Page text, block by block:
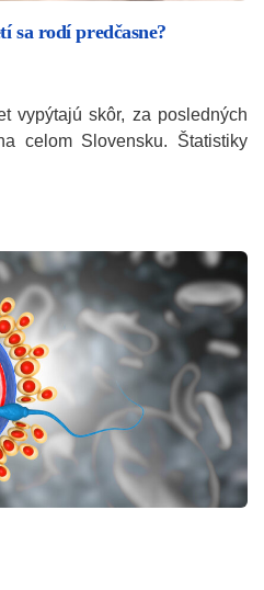
sa rodí predčasne?
vypýtajú skôr, za posledných
celom Slovensku. Štatistiky